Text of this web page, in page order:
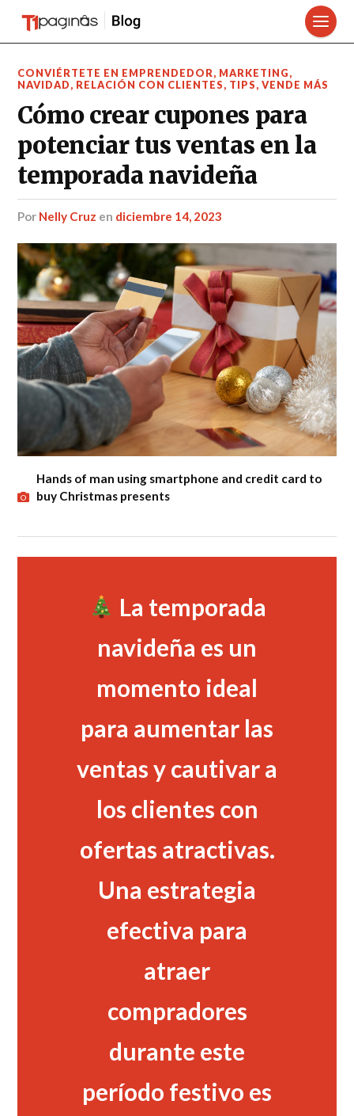
CONVIÉRTETE EN EMPRENDEDOR, MARKETING,
NAVIDAD, RELACIÓN CON CLIENTES, TIPS,VENDE MÁS
Cómo crear cupones para
potenciar tus ventas en la
temporada navideña
por Nelly Cruz en diciembre 14, 2023
Hands of man using smartphone and credit card to
buy Christmas presents
La temporada
navideña es un
momento ideal
para aumentar las
ventas y cautivar a
los clientes con
ofertas atractivas.
Una estrategia
efectiva para
atraer
compradores
durante este
período festivo es